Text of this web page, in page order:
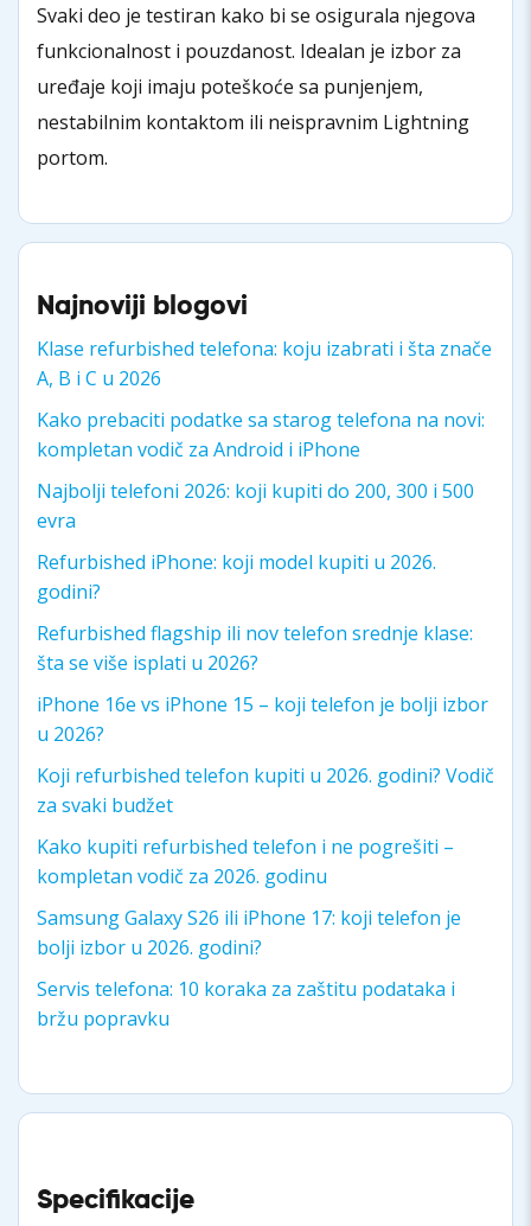
Svaki deo je testiran kako bi se osigurala njegova
funkcionalnost i pouzdanost. Idealan je izbor za
uređaje koji imaju poteškoće sa punjenjem,
nestabilnim kontaktom ili neispravnim Lightning
portom.
Najnoviji blogovi
Klase refurbished telefona: koju izabrati i šta znače
A, B i C u 2026
Kako prebaciti podatke sa starog telefona na novi:
kompletan vodič za Android i iPhone
Najbolji telefoni 2026: koji kupiti do 200, 300 i 500
evra
Refurbished iPhone: koji model kupiti u 2026.
godini?
Refurbished flagship ili nov telefon srednje klase:
šta se više isplati u 2026?
iPhone 16e vs iPhone 15 – koji telefon je bolji izbor
u 2026?
Koji refurbished telefon kupiti u 2026. godini? Vodič
za svaki budžet
Kako kupiti refurbished telefon i ne pogrešiti –
kompletan vodič za 2026. godinu
Samsung Galaxy S26 ili iPhone 17: koji telefon je
bolji izbor u 2026. godini?
Servis telefona: 10 koraka za zaštitu podataka i
bržu popravku
Specifikacije